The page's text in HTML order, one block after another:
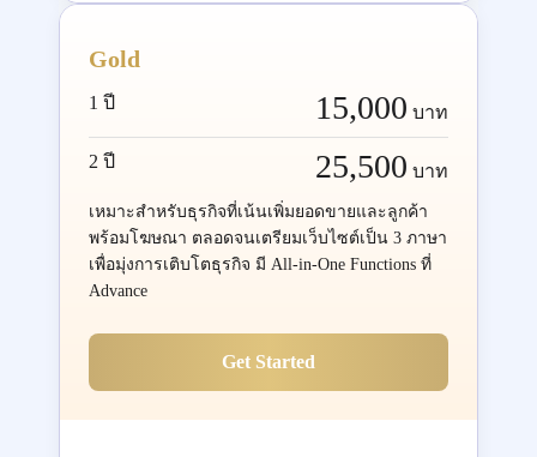
Gold
1 ปี 15,000 บาท
2 ปี 25,500 บาท
เหมาะสำหรับธุรกิจที่เน้นเพิ่มยอดขายและลูกค้า
พร้อมโฆษณา ตลอดจนเตรียมเว็บไซต์เป็น 3 ภาษา
เพื่อมุ่งการเติบโตธุรกิจ มี All-in-One Functions ที่
Advance
Get Started